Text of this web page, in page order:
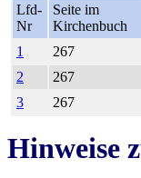
Lfd-
Nr
Seite im
Kirchenbuch
1
267
2
267
3
267
Hinweise